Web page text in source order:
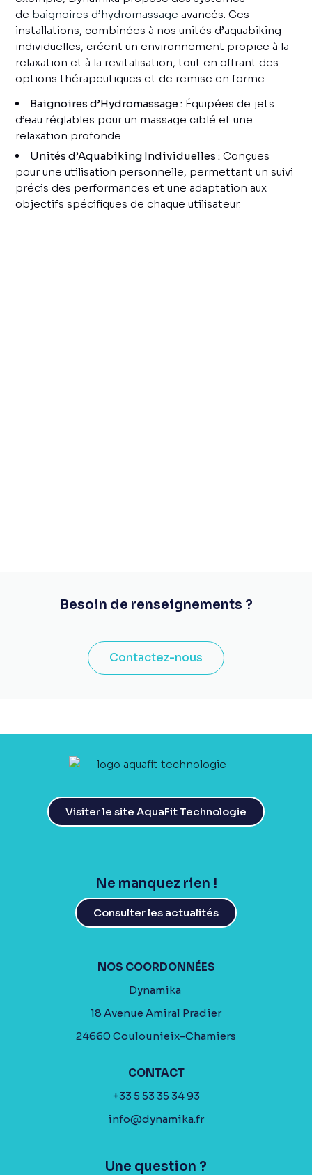
de baignoires d’hydromassage avancés. Ces
installations, combinées à nos unités d’aquabiking
individuelles, créent un environnement propice à la
relaxation et à la revitalisation, tout en offrant des
options thérapeutiques et de remise en forme.
Baignoires d’Hydromassage : Équipées de jets
d’eau réglables pour un massage ciblé et une
relaxation profonde.
Unités d’Aquabiking Individuelles : Conçues
pour une utilisation personnelle, permettant un suivi
précis des performances et une adaptation aux
objectifs spécifiques de chaque utilisateur.
Besoin de renseignements ?
Contactez-nous
NOS COORDONNÉES
Dynamika
18 Avenue Amiral Pradier
24660 Coulounieix-Chamiers
CONTACT
+33 5 53 35 34 93
info@dynamika.fr
Une question ?
Visiter le site AquaFit Technologie
Ne manquez rien !
Consulter les actualités